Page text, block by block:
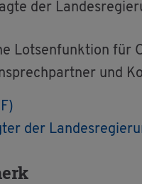
der
Lot­sen­funk­ti­on für
und
der